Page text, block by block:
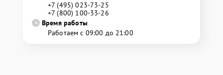
+7 (495) 023-73-25
+7 (800) 100-33-26
Время работы
Работаем с 09:00 до 21:00